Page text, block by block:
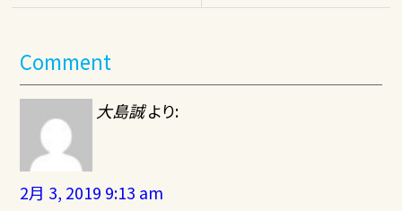
Comment
大島誠 より:
2月 3, 2019 9:13 am